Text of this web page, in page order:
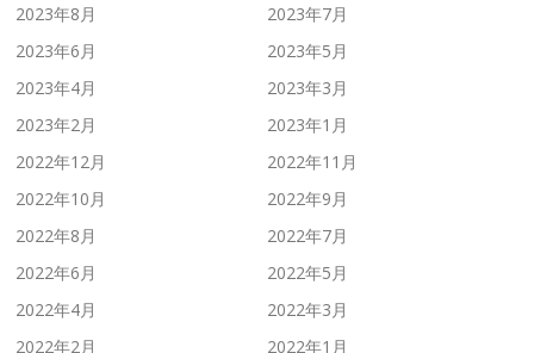
2023年8月
2023年7月
2023年6月
2023年5月
2023年4月
2023年3月
2023年2月
2023年1月
2022年12月
2022年11月
2022年10月
2022年9月
2022年8月
2022年7月
2022年6月
2022年5月
2022年4月
2022年3月
2022年2月
2022年1月